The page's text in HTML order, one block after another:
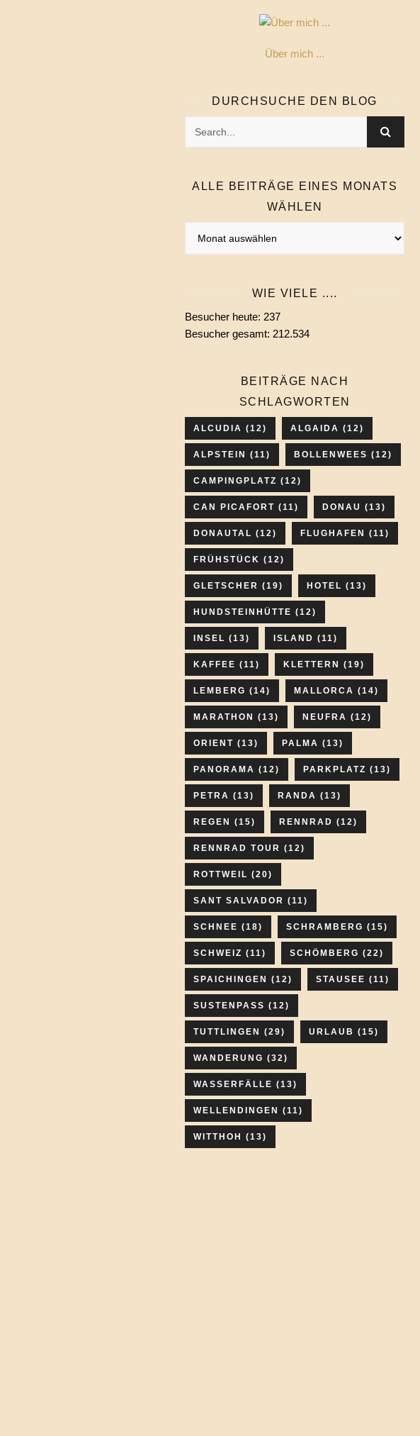
Über mich ...
DURCHSUCHE DEN BLOG
ALLE BEITRÄGE EINES MONATS
WÄHLEN
wählen
WIE VIELE ....
Besucher heute: 237
Besucher gesamt: 212.534
BEITRÄGE NACH
SCHLAGWORTEN
ALCUDIA (12) ALGAIDA (12)
ALPSTEIN (11) BOLLENWEES (12)
CAMPINGPLATZ (12)
CAN PICAFORT (11) DONAU (13)
DONAUTAL (12) FLUGHAFEN (11)
FRÜHSTÜCK (12)
GLETSCHER (19) HOTEL (13)
HUNDSTEINHÜTTE (12)
INSEL (13) ISLAND (11)
KAFFEE (11) KLETTERN (19)
LEMBERG (14) MALLORCA (14)
MARATHON (13) NEUFRA (12)
ORIENT (13) PALMA (13)
PANORAMA (12) PARKPLATZ (13)
PETRA (13) RANDA (13)
REGEN (15) RENNRAD (12)
RENNRAD TOUR (12)
ROTTWEIL (20)
SANT SALVADOR (11)
SCHNEE (18) SCHRAMBERG (15)
SCHWEIZ (11) SCHÖMBERG (22)
SPAICHINGEN (12) STAUSEE (11)
SUSTENPASS (12)
TUTTLINGEN (29) URLAUB (15)
WANDERUNG (32)
WASSERFÄLLE (13)
WELLENDINGEN (11)
WITTHOH (13)